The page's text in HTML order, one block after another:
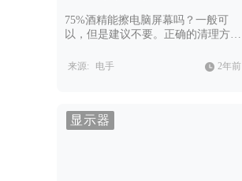
75%酒精能擦电脑屏幕吗？一般可
以，但是建议不要。正确的清理方式
来源: 电手 2年前
显示器